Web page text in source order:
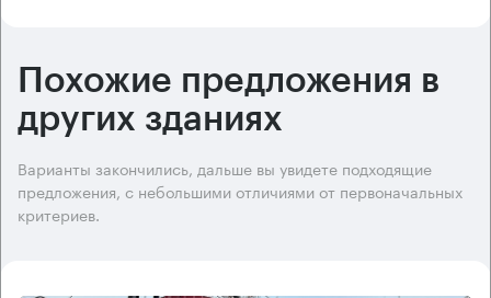
Похожие предложения в
других зданиях
Варианты закончились, дальше вы увидете подходящие
предложения, с небольшими отличиями от первоначальных
критериев.